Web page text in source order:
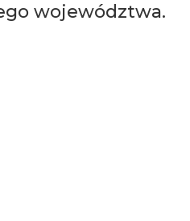
województwa.